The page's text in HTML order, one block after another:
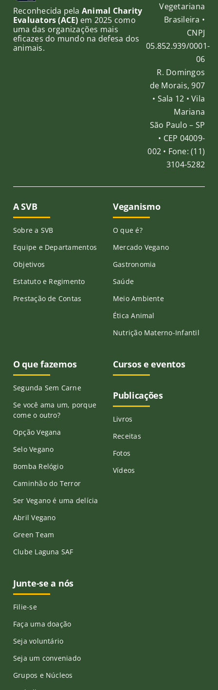
Reconhecida pela Animal Charity
Evaluators (ACE) em 2025 como
uma das organizações mais
eficazes do mundo na defesa dos
animais.
Vegetariana
Brasileira •
CNPJ
05.852.939/0001-
06
R. Domingos
de Morais, 907
• Sala 12 • Vila
Mariana
São Paulo – SP
• CEP 04009-
002 • Fone: (11)
3104-5282
A SVB
Sobre a SVB
Equipe e Departamentos
Objetivos
Estatuto e Regimento
Prestação de Contas
Veganismo
O que é?
Mercado Vegano
Gastronomia
Saúde
Meio Ambiente
Ética Animal
Nutrição Materno-Infantil
O que fazemos
Segunda Sem Carne
Se você ama um, porque
come o outro?
Opção Vegana
Selo Vegano
Bomba Relógio
Caminhão do Terror
Ser Vegano é uma delícia
Abril Vegano
Green Team
Clube Laguna SAF
Cursos e eventos
Publicações
Livros
Receitas
Fotos
Vídeos
Junte-se a nós
Filie-se
Faça uma doação
Seja voluntário
Seja um conveniado
Grupos e Núcleos